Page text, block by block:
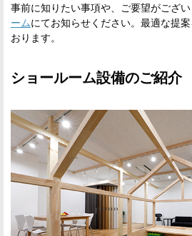
事前に知りたい事項や、ご要望がござい
ームにてお知らせください。最適な提
おります。
ショールーム設備のご紹介